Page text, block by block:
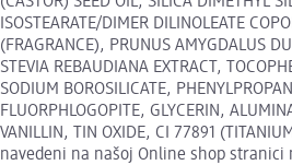
ISOSTEARATE/DIMER DILINOLEATE
(FRAGRANCE), PRUNUS AMYGDALUS
STEVIA REBAUDIANA EXTRACT,
SODIUM BOROSILICATE,
FLUORPHLOGOPITE, GLYCERIN,
VANILLIN, TIN OXIDE, CI 77891
navedeni na našoj Online shop stranici